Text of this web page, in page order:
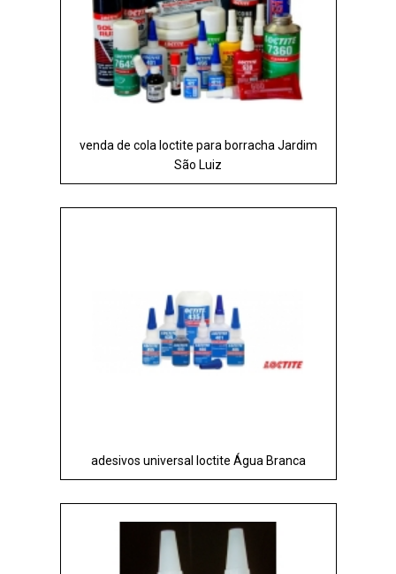
venda de cola loctite para borracha Jardim
São Luiz
adesivos universal loctite Água Branca